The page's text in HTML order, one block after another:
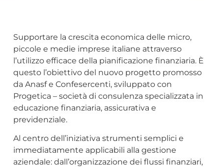
Supportare la crescita economica delle micro,
piccole e medie imprese italiane attraverso
l’utilizzo efficace della pianificazione finanziaria. È
questo l’obiettivo del nuovo progetto promosso
da Anasf e Confesercenti, sviluppato con
Progetica – società di consulenza specializzata in
educazione finanziaria, assicurativa e
previdenziale.
Al centro dell’iniziativa strumenti semplici e
immediatamente applicabili alla gestione
aziendale: dall’organizzazione dei flussi finanziari,